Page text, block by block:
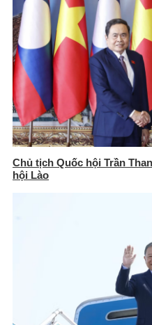
Chủ tịch Quốc hội Trần
hội Lào